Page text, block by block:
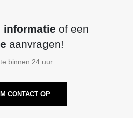
informatie of een
aanvragen!
binnen 24 uur
CONTACT OP